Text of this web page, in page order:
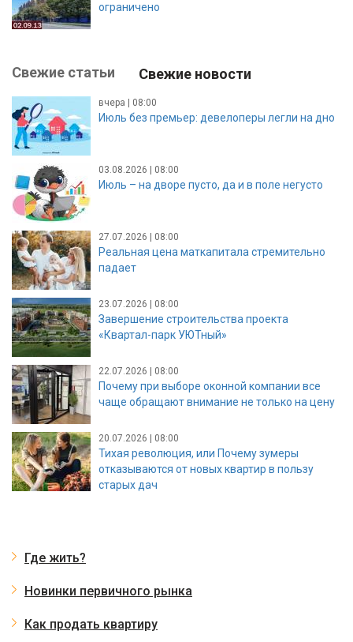
ограничено
Свежие статьи Свежие новости
вчера | 08:00
Июль без премьер: девелоперы легли на дно
03.08.2026 | 08:00
Июль – на дворе пусто, да и в поле негусто
27.07.2026 | 08:00
Реальная цена маткапитала стремительно
падает
23.07.2026 | 08:00
Завершение строительства проекта
«Квартал-парк УЮТный»
22.07.2026 | 08:00
Почему при выборе оконной компании все
чаще обращают внимание не только на цену
20.07.2026 | 08:00
Тихая революция, или Почему зумеры
отказываются от новых квартир в пользу
старых дач
Где жить?
Новинки первичного рынка
Как продать квартиру